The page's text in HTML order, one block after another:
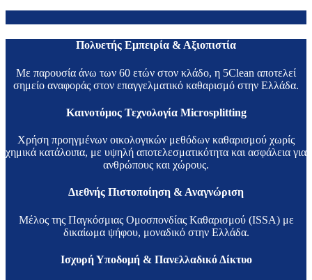
Πολυετής Εμπειρία & Αξιοπιστία
Με παρουσία άνω των 60 ετών στον κλάδο, η 5Clean αποτελεί
σημείο αναφοράς στον επαγγελματικό καθαρισμό στην Ελλάδα.
Καινοτόμος Τεχνολογία Microsplitting
Χρήση προηγμένων οικολογικών μεθόδων καθαρισμού χωρίς
χημικά κατάλοιπα, με υψηλή αποτελεσματικότητα και ασφάλεια για
ανθρώπους και χώρους.
Διεθνής Πιστοποίηση & Αναγνώριση
Μέλος της Παγκόσμιας Ομοσπονδίας Καθαρισμού (ISSA) με
δικαίωμα ψήφου, μοναδικό στην Ελλάδα.
Ισχυρή Υποδομή & Πανελλαδικό Δίκτυο